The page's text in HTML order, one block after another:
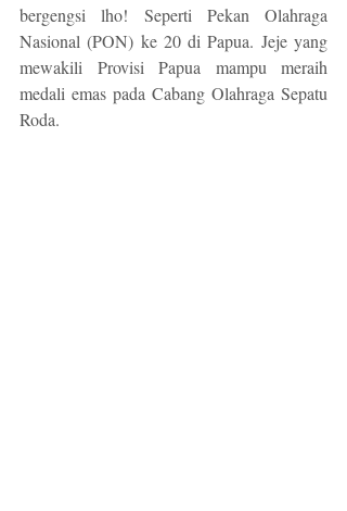
bergengsi lho! Seperti Pekan Olahraga
Nasional (PON) ke 20 di Papua. Jeje yang
mewakili Provisi Papua mampu meraih
medali emas pada Cabang Olahraga Sepatu
Roda.